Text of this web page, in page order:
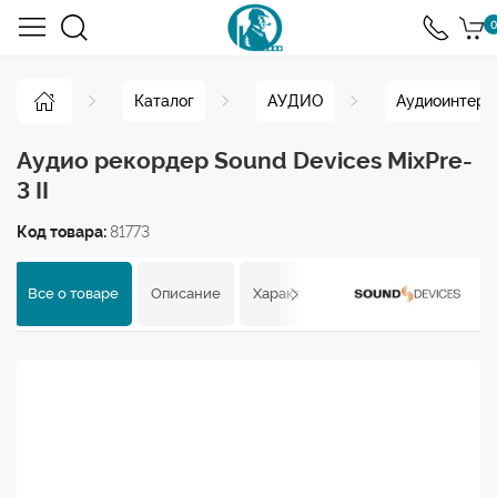
0
Каталог АУДИО
Аудио рекордер Sound Devices MixPre-
3 II
Код товара:81773
Все о товаре Описание Характеристики Отзывы